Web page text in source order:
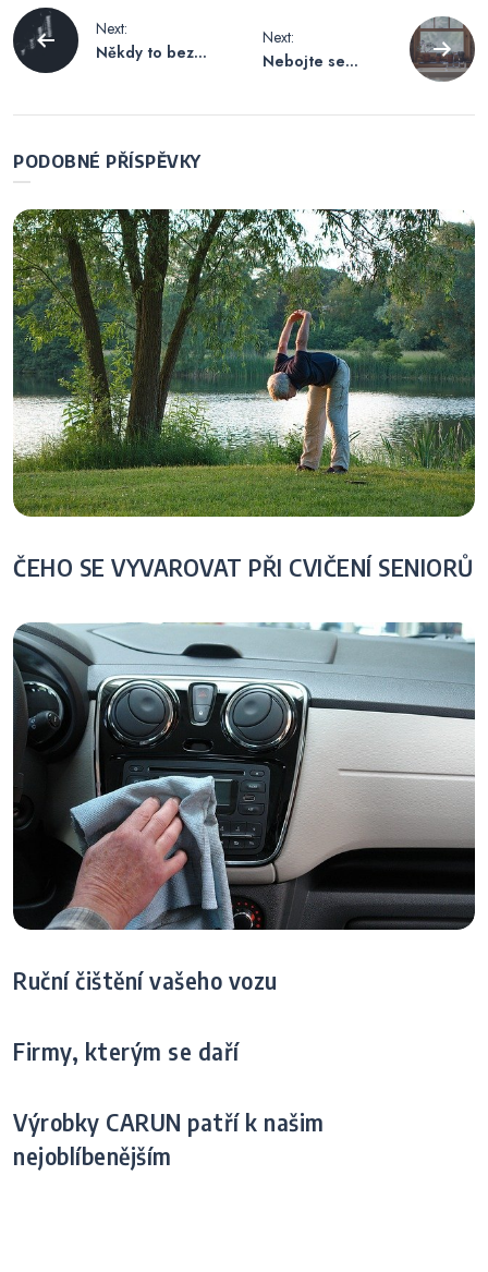
Navigace
pro
příspěvek
Next:
Někdy to bez
Next:
Nebojte se
PODOBNÉ PŘÍSPĚVKY
ČEHO SE VYVAROVAT PŘI CVIČENÍ SENIORŮ
Ruční čištění vašeho vozu
Firmy, kterým se daří
Výrobky CARUN patří k našim
nejoblíbenějším